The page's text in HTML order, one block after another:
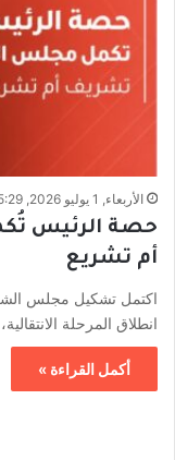
الأربعاء, 1 يوليو 2026, 5:29 م
حصة الرئيس
أم تشريع
اكتمل تشكيل مجلس
انطلاق المرحلة
أكمل القراءة »